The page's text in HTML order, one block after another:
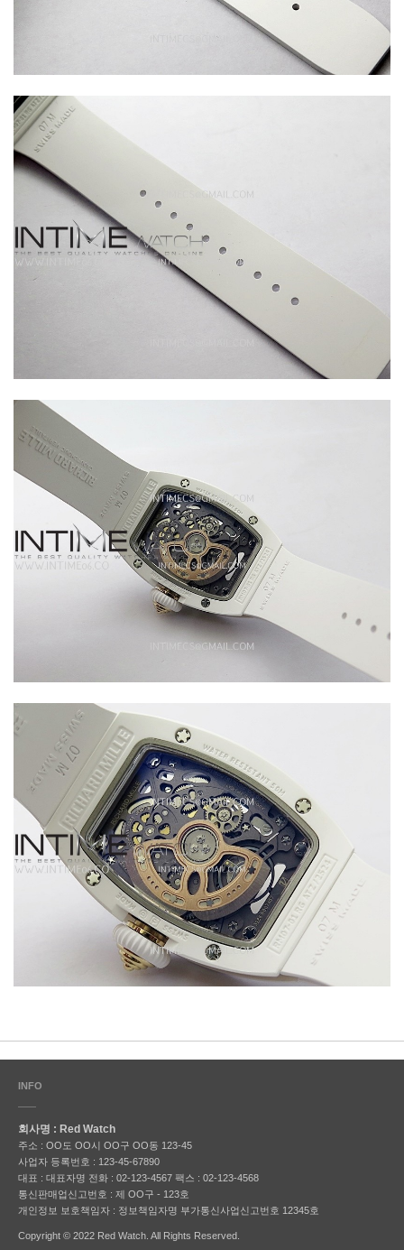
INFO
회사명 : Red Watch
주소 : OO도 OO시 OO구 OO동 123-45
사업자 등록번호 : 123-45-67890
대표 : 대표자명 전화 : 02-123-4567 팩스 : 02-123-4568
통신판매업신고번호 : 제 OO구 - 123호
개인정보 보호책임자 : 정보책임자명 부가통신사업신고번호 12345호
Copyright © 2022 Red Watch. All Rights Reserved.